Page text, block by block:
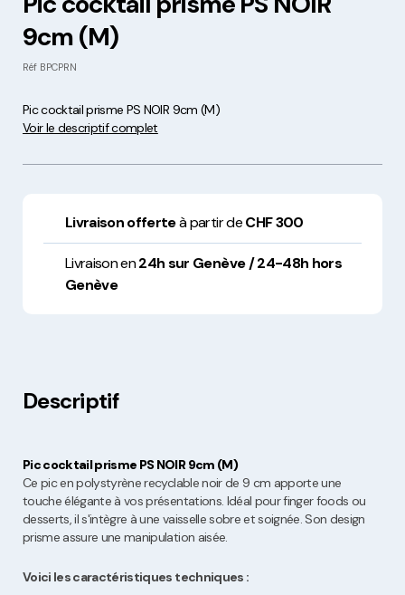
9cm (M)
Réf BPCPRN
Pic cocktail prisme PS NOIR 9cm (M)
Voir le descriptif complet
Livraison offerteà partir deCHF 300
Livraison en24h sur Genève / 24-48h hors
Genève
Descriptif
Pic cocktail prisme PS NOIR 9cm (M)
Ce pic en polystyrène recyclable noir de 9 cm apporte une
touche élégante à vos présentations. Idéal pour finger foods ou
desserts, il s'intègre à une vaisselle sobre et soignée. Son design
prisme assure une manipulation aisée.
Voici les caractéristiques techniques :